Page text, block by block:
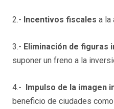
2.- Incentivos fiscales a la
3.- Eliminación de figuras
suponer un freno a la
4.- Impulso de la imagen
beneficio de ciudades